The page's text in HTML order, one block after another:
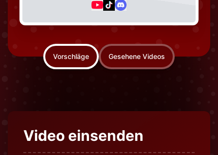
Vorschläge Gesehene Videos
Video einsenden